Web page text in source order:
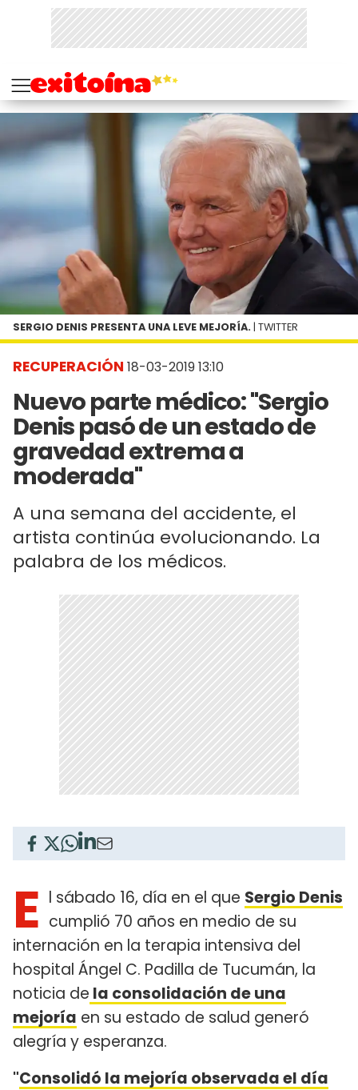
RECUPERACIÓN 18-03-2019 13:10
Nuevo parte médico: "Sergio
Denis pasó de un estado de
gravedad extrema a
moderada"
A una semana del accidente, el
artista continúa evolucionando. La
palabra de los médicos.
SERGIO DENIS PRESENTA UNA LEVE MEJORÍA. | TWITTER
E l sábado 16, día en el que Sergio Denis
cumplió 70 años en medio de su
internación en la terapia intensiva del
hospital Ángel C. Padilla de Tucumán, la
noticia de la consolidación de una
mejoría en su estado de salud generó
alegría y esperanza.
"Consolidó la mejoría observada el día